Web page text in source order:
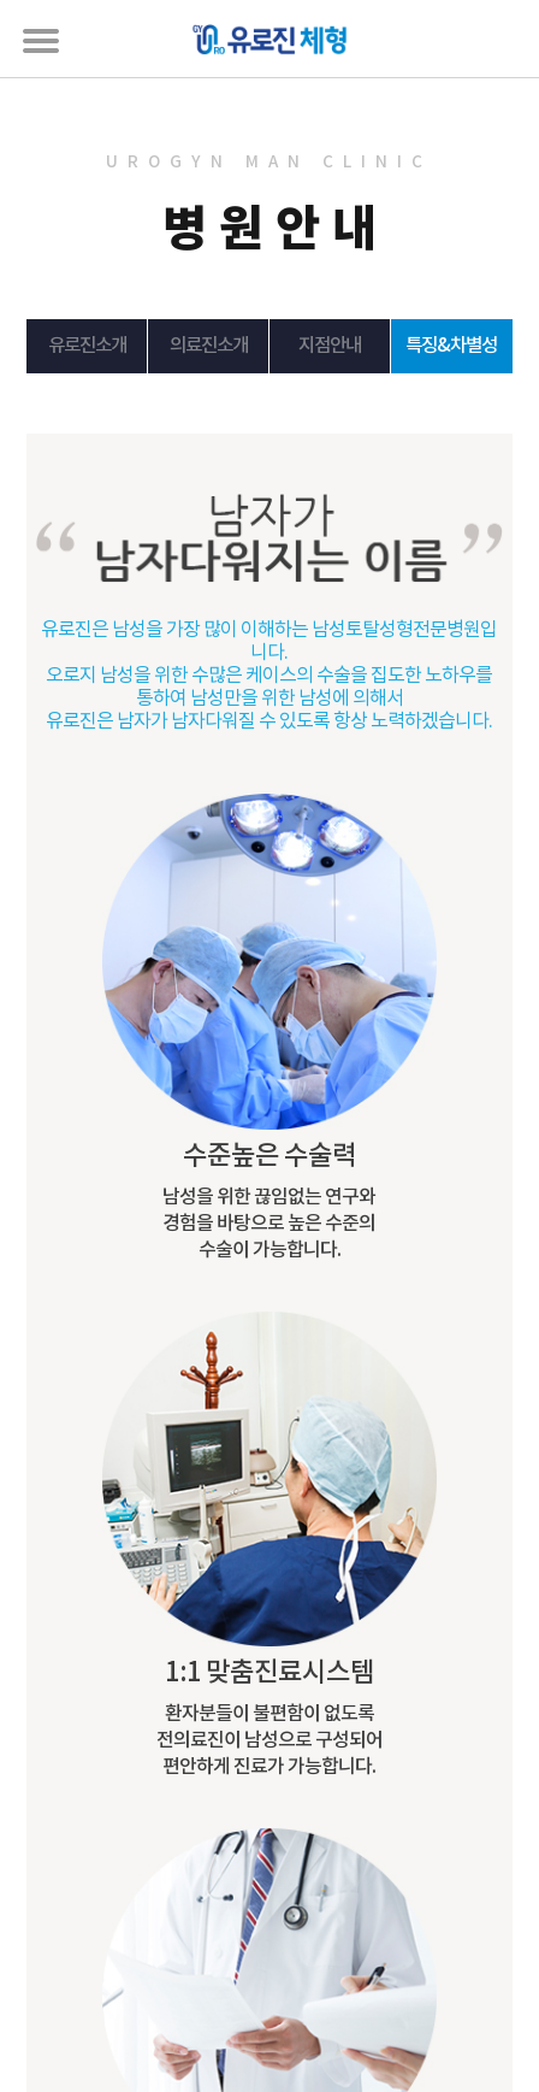
UROGYN MAN CLINIC
병원안내
유로진소개 의료진소개 지점안내 특징&차별성
유로진은 남성을 가장 많이 이해하는 남성토탈성형전문병원입
니다.
오로지 남성을 위한 수많은 케이스의 수술을 집도한 노하우를
통하여 남성만을 위한 남성에 의해서
유로진은 남자가 남자다워질 수 있도록 항상 노력하겠습니다.
수준높은 수술력
남성을 위한 끊임없는 연구와
경험을 바탕으로 높은 수준의
수술이 가능합니다.
1:1 맞춤진료시스템
환자분들이 불편함이 없도록
전의료진이 남성으로 구성되어
편안하게 진료가 가능합니다.